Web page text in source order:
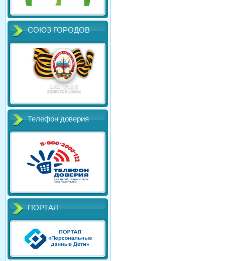
СОЮЗ ГОРОДОВ
Телефон доверия
ПОРТАЛ